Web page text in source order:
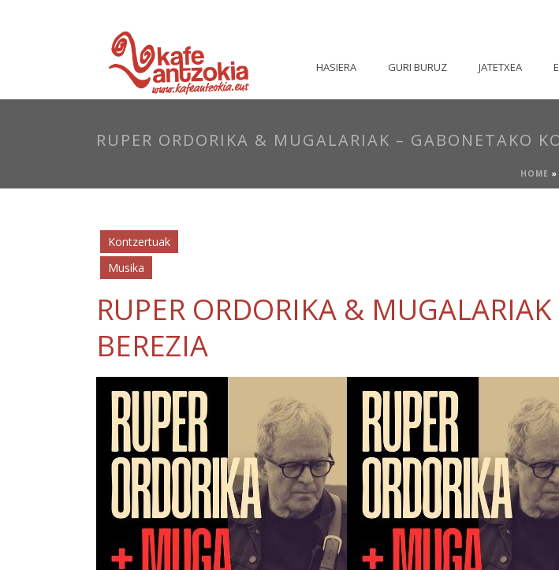
HASIERA GURI BURUZ JATETXEA
RUPER ORDORIKA & MUGALARIAK – GABONETAKO
HOME »
Kontzertuak
Musika
RUPER ORDORIKA &
BEREZIA